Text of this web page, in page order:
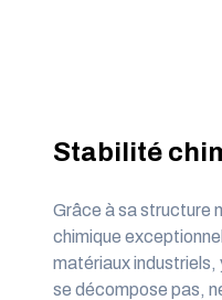
Stabilité
Grâce à sa structure
chimique
matériaux
se décompose pas,